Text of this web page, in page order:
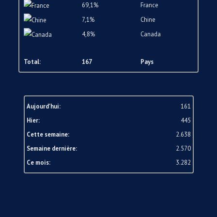
69,1%
France
7,1%
Chine
4,8%
Canada
Total: 167 Pays
Aujourd'hui:
161
Hier:
445
Cette semaine:
2.638
Semaine dernière:
2.570
Ce mois:
3.282